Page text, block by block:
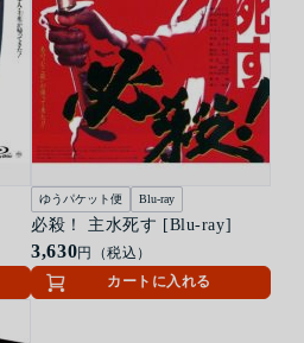
ゆうパケット便 Blu-ray
必殺！ 主水死す [Blu-ray]
3,630円（税込）
カートに入れる